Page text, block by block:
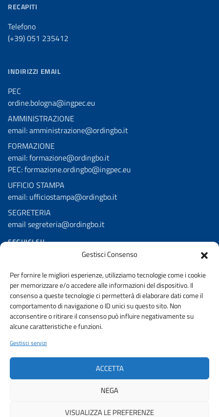
Gestisci Consenso
Per fornire le migliori esperienze, utilizziamo tecnologie come i cookie
per memorizzare e/o accedere alle informazioni del dispositivo. Il
consenso a queste tecnologie ci permetterà di elaborare dati come il
comportamento di navigazione o ID unici su questo sito. Non
acconsentire o ritirare il consenso può influire negativamente su
alcune caratteristiche e funzioni.
Gestisci servizi
ACCETTA
NEGA
VISUALIZZA LE PREFERENZE
RECAPITI
Telefono
(+39) 051 235412
INDIRIZZI EMAIL
PEC
ordine.bologna@ingpec.eu
AMMINISTRAZIONE
email: amministrazione@ordingbo.it
FORMAZIONE
email: formazione@ordingbo.it
PEC: formazione.ordingbo@ingpec.eu
UFFICIO STAMPA
email: ufficiostampa@ordingbo.it
SEGRETERIA
email segreteria@ordingbo.it
SEGUICI SU
Linkedin
Youtube
Instagram
AMMINISTRAZIONE TRASPARENTE PRIVACY POLICY
© 2026 ORDINE DEGLI INGEGNERI DELLA PROVINCIA DI BOLOGNA |